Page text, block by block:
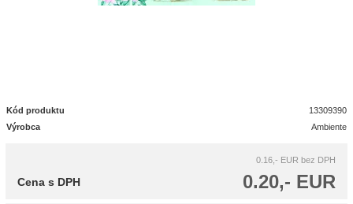
Kód produktu
13309390
Výrobca
Ambiente
0.16,- EUR bez DPH
0.20,- EUR
Cena s DPH